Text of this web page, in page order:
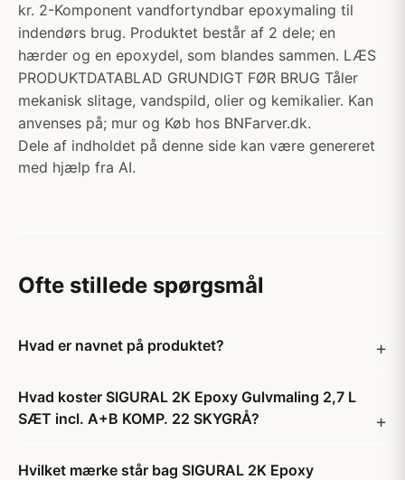
kr. 2-Komponent vandfortyndbar epoxymaling til
indendørs brug. Produktet består af 2 dele; en
hærder og en epoxydel, som blandes sammen. LÆS
PRODUKTDATABLAD GRUNDIGT FØR BRUG Tåler
mekanisk slitage, vandspild, olier og kemikalier. Kan
anvenses på; mur og Køb hos BNFarver.dk.
Dele af indholdet på denne side kan være genereret
med hjælp fra AI.
Ofte stillede spørgsmål
Hvad er navnet på produktet?
Hvad koster SIGURAL 2K Epoxy Gulvmaling 2,7 L
SÆT incl. A+B KOMP. 22 SKYGRÅ?
Hvilket mærke står bag SIGURAL 2K Epoxy